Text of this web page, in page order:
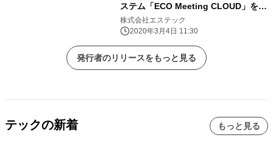
ステム「ECO Meeting CLOUD」を
期間限定で無償提供
株式会社エステック
2020年3月4日 11:30
発行者のリリースをもっと見る
テックの新着 もっと見る